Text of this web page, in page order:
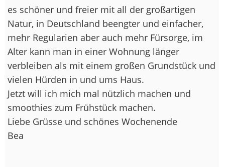
es schöner und freier mit all der großartigen
Natur, in Deutschland beengter und einfacher,
mehr Regularien aber auch mehr Fürsorge, im
Alter kann man in einer Wohnung länger
verbleiben als mit einem großen Grundstück und
vielen Hürden in und ums Haus.
Jetzt will ich mich mal nützlich machen und
smoothies zum Frühstück machen.
Liebe Grüsse und schönes Wochenende
Bea